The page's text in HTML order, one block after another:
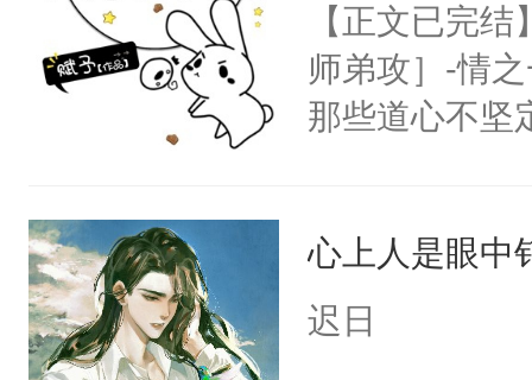
【正文已完
师弟攻］-情
那些道心不坚
妄。当他看到
白，这一切终
心上人是眼中
迟日